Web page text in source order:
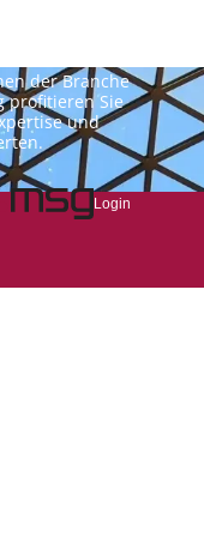
Login
der Zukunft
der Branche
profitieren Sie
und